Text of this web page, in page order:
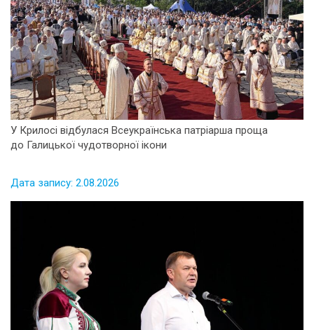
У Крилосі відбулася Всеукраїнська патріарша проща
до Галицької чудотворної ікони
Дата запису: 2.08.2026